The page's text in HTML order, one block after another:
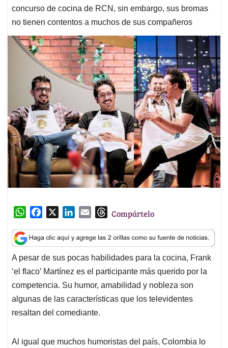
concurso de cocina de RCN, sin embargo, sus bromas
no tienen contentos a muchos de sus compañeros
W
a
t
s
A
p
p
c
e
b
o
o
k
n
k
e
d
I
n
a
i
l
T
r
e
a
d
s
Compártelo
A pesar de sus pocas habilidades para la cocina, Frank
‘el flaco’ Martínez es el participante más querido por la
competencia. Su humor, amabilidad y nobleza son
algunas de las características que los televidentes
resaltan del comediante.
Al igual que muchos humoristas del país, Colombia lo